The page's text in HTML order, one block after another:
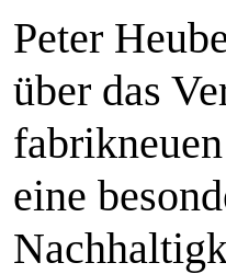
Peter
über das
eine